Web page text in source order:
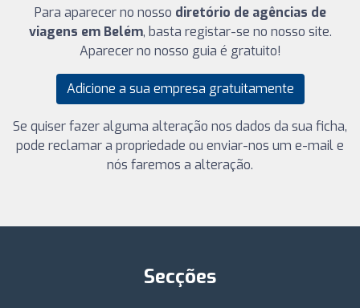
Para aparecer no nosso diretório de agências de
viagens em Belém, basta registar-se no nosso site.
Aparecer no nosso guia é gratuito!
Adicione a sua empresa gratuitamente
Se quiser fazer alguma alteração nos dados da sua ficha,
pode reclamar a propriedade ou enviar-nos um e-mail e
nós faremos a alteração.
Secções